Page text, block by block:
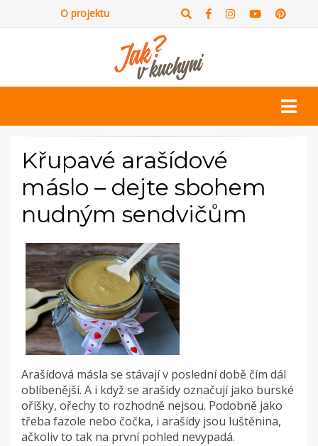
O projektu
Křupavé arašídové
máslo – dejte sbohem
nudným sendvičům
Arašídová másla se stávají v poslední době čím dál
oblíbenější. A i když se arašídy označují jako burské
oříšky, ořechy to rozhodně nejsou. Podobně jako
třeba fazole nebo čočka, i arašídy jsou luštěnina,
ačkoliv to tak na první pohled nevypadá.